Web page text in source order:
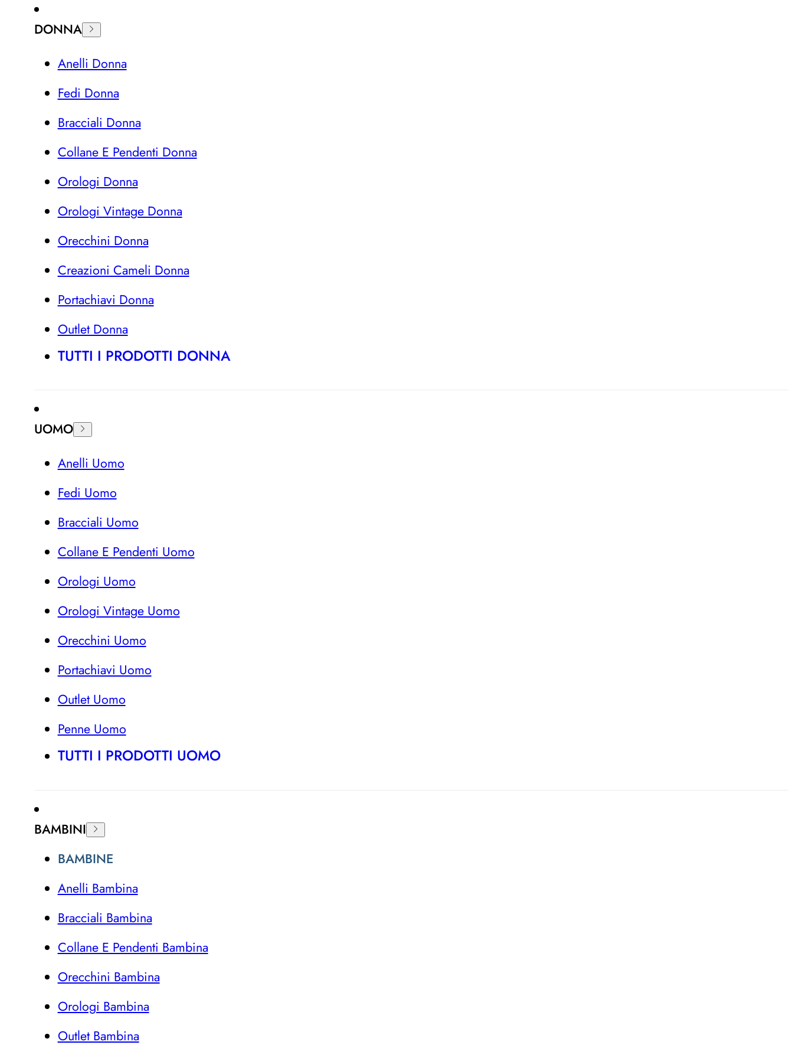
DONNA
Anelli Donna
Fedi Donna
Bracciali Donna
Collane E Pendenti Donna
Orologi Donna
Orologi Vintage Donna
Orecchini Donna
Creazioni Cameli Donna
Portachiavi Donna
Outlet Donna
TUTTI I PRODOTTI DONNA
UOMO
Anelli Uomo
Fedi Uomo
Bracciali Uomo
Collane E Pendenti Uomo
Orologi Uomo
Orologi Vintage Uomo
Orecchini Uomo
Portachiavi Uomo
Outlet Uomo
Penne Uomo
TUTTI I PRODOTTI UOMO
BAMBINI
BAMBINE
Anelli Bambina
Bracciali Bambina
Collane E Pendenti Bambina
Orecchini Bambina
Orologi Bambina
Outlet Bambina